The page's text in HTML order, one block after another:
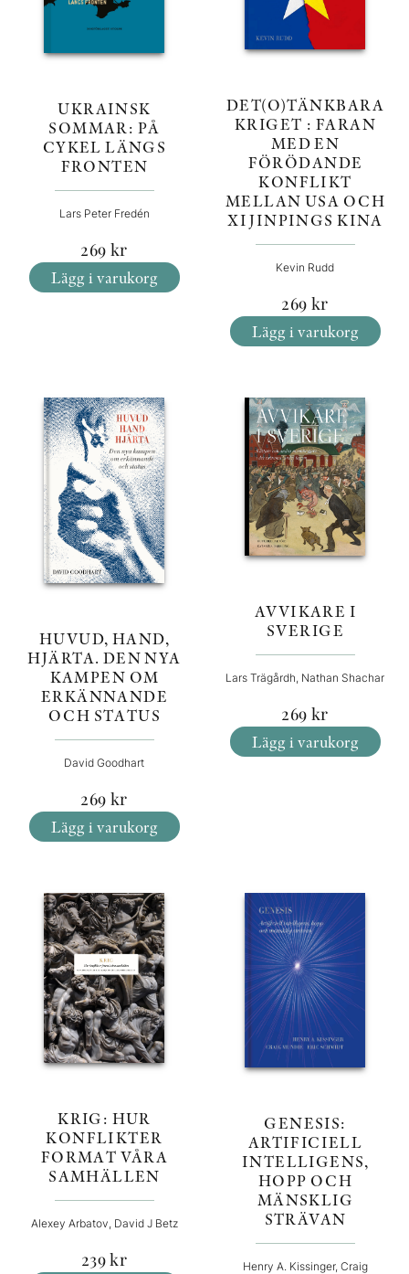
UKRAINSK
SOMMAR: PÅ
CYKEL LÄNGS
FRONTEN
Lars Peter Fredén
269 kr
Lägg i varukorg
DET(O)TÄNKBARA
KRIGET : FARAN
MED EN
FÖRÖDANDE
KONFLIKT
MELLAN USA OCH
XI JINPINGS KINA
Kevin Rudd
269 kr
Lägg i varukorg
HUVUD, HAND,
HJÄRTA. DEN NYA
KAMPEN OM
ERKÄNNANDE
OCH STATUS
David Goodhart
269 kr
Lägg i varukorg
AVVIKARE I
SVERIGE
Lars Trägårdh, Nathan Shachar
269 kr
Lägg i varukorg
KRIG: HUR
KONFLIKTER
FORMAT VÅRA
SAMHÄLLEN
Alexey Arbatov, David J Betz
239kr
GENESIS:
ARTIFICIELL
INTELLIGENS,
HOPP OCH
MÄNSKLIG
STRÄVAN
Henry A. Kissinger, Craig